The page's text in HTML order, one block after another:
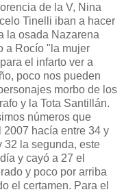
de la V, Nina
Tinelli iban a hacer
la osada Nazarena
a Rocío "la mujer
el infarto ver a
poco nos pueden
morbo de los
y la Tota Santillán.
números que
2007 hacía entre 34 y
32 la segunda, este
y cayó a 27 el
y poco por arriba
el certamen. Para el